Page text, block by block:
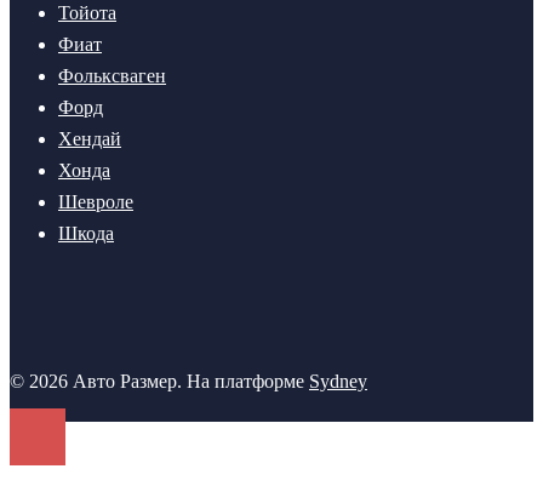
Тойота
Фиат
Фольксваген
Форд
Хендай
Хонда
Шевроле
Шкода
© 2026 Авто Размер. На платформе Sydney